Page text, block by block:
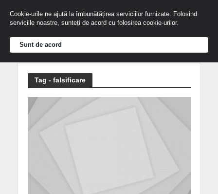
Tag - falsificare
Cookie-urile ne ajută la îmbunătățirea serviciilor furnizate. Folosind
serviciile noastre, sunteți de acord cu folosirea cookie-urilor.
Sunt de acord